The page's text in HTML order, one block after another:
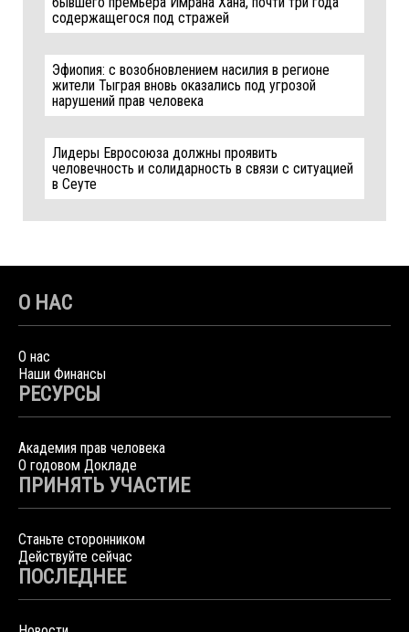
содержащегося под стражей
Эфиопия: с возобновлением насилия в регионе
жители Тыграя вновь оказались под угрозой
нарушений прав человека
Лидеры Евросоюза должны проявить
человечность и солидарность в связи с ситуацией
в Сеуте
О НАС
О нас
Наши Финансы
РЕСУРСЫ
Академия прав человека
О годовом Докладе
ПРИНЯТЬ УЧАСТИЕ
Станьте сторонником
Действуйте сейчас
ПОСЛЕДНЕЕ